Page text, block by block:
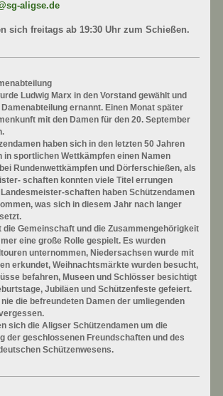
aligse.de
sich freitags ab 19:30 Uhr zum Schießen.
Ludwig Marx in den Vorstand gewählt und
ernannt. Einen Monat später
mit den Damen für den 20. September
haben sich in den letzten 50 Jahren
in sportlichen Wettkämpfen einen Namen
Rundenwettkämpfen und Dörferschießen, als
schaften konnten viele Titel errungen
schaften haben Schützendamen
was sich in diesem Jahr nach langer
die Gemeinschaft und die Zusammengehörigkeit
eine große Rolle gespielt. Es wurden
unternommen, Niedersachsen wurde mit
erkundet, Weihnachtsmärkte wurden besucht,
befahren, Museen und Schlösser besichtigt
Jubiläen und Schützenfeste gefeiert.
die befreundeten Damen der umliegenden
sich die Aligser Schützendamen um die
der geschlossenen Freundschaften und des
Schützenwesens.